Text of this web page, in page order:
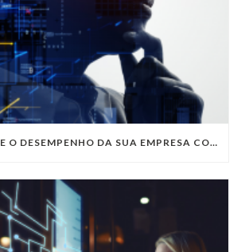
POTENCIALIZE O DESEMPENHO DA SUA EMPRESA COM OS SERVIÇOS DE TI DA VIVO VITA